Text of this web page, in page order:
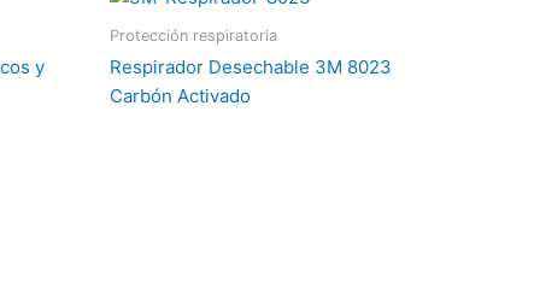
y
Protección respiratoria
Respirador Desechable 3M 8023
Carbón Activado